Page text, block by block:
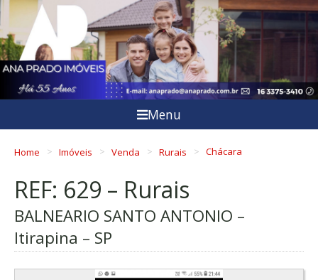
Menu
Home Imóveis Venda Rurais Chácara
REF: 629 – Rurais
BALNEARIO SANTO ANTONIO –
Itirapina – SP